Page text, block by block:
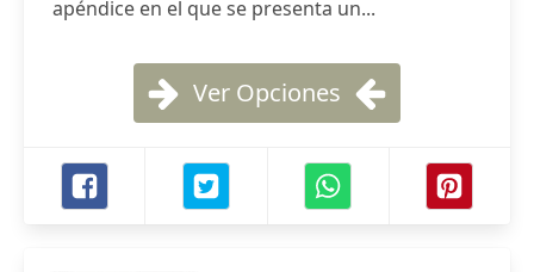
apéndice en el que se presenta un...
Ver Opciones